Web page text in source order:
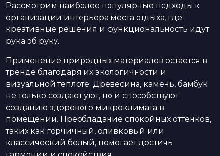
Рассмотрим наиболее популярные подходы к
организации интерьера места отдыха, где
креативные решения и функциональность идут
рука об руку.
Применение природных материалов остается в
тренде благодаря их экологичности и
визуальной теплоте. Древесина, камень, бамбук
не только создают уют, но и способствуют
созданию здорового микроклимата в
помещении. Преобладание спокойных оттенков,
таких как горчичный, оливковый или
классический белый, помогает достичь